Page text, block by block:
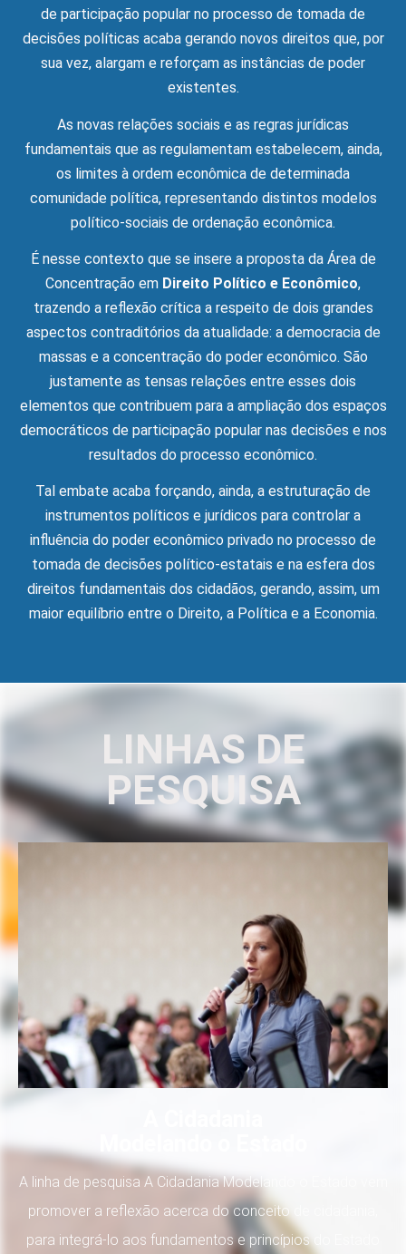
de participação popular no processo de tomada de
decisões políticas acaba gerando novos direitos que, por
sua vez, alargam e reforçam as instâncias de poder
existentes.
As novas relações sociais e as regras jurídicas
fundamentais que as regulamentam estabelecem, ainda,
os limites à ordem econômica de determinada
comunidade política, representando distintos modelos
político-sociais de ordenação econômica.
É nesse contexto que se insere a proposta da Área de
Concentração em Direito Político e Econômico,
trazendo a reflexão crítica a respeito de dois grandes
aspectos contraditórios da atualidade: a democracia de
massas e a concentração do poder econômico. São
justamente as tensas relações entre esses dois
elementos que contribuem para a ampliação dos espaços
democráticos de participação popular nas decisões e nos
resultados do processo econômico.
Tal embate acaba forçando, ainda, a estruturação de
instrumentos políticos e jurídicos para controlar a
influência do poder econômico privado no processo de
tomada de decisões político-estatais e na esfera dos
direitos fundamentais dos cidadãos, gerando, assim, um
maior equilíbrio entre o Direito, a Política e a Economia.
LINHAS DE
PESQUISA
A linha de pesquisa A Cidadania Modelando o Estado vem
promover a reflexão acerca do conceito de cidadania,
para integrá-lo aos fundamentos e princípios do Estado